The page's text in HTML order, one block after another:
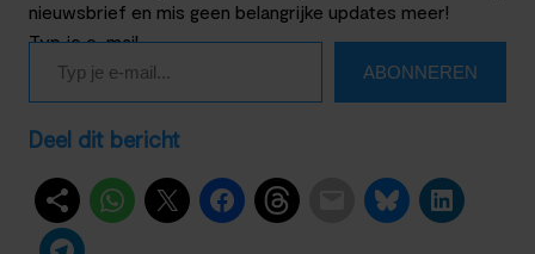
nieuwsbrief en mis geen belangrijke updates meer!
Typ je e-mail…
ABONNEREN
Deel dit bericht